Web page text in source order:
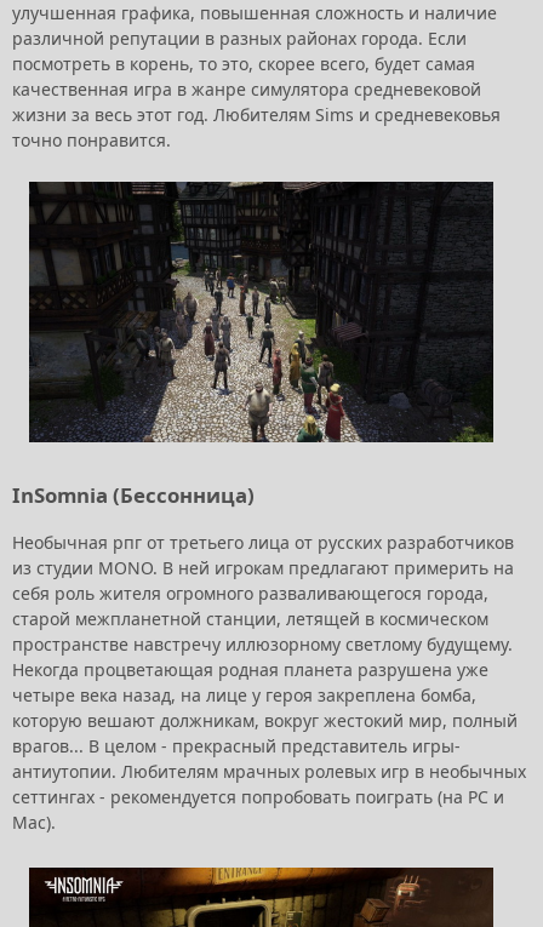
улучшенная графика, повышенная сложность и наличие
различной репутации в разных районах города. Если
посмотреть в корень, то это, скорее всего, будет самая
качественная игра в жанре симулятора средневековой
жизни за весь этот год. Любителям Sims и средневековья
точно понравится.
InSomnia (Бессонница)
Необычная рпг от третьего лица от русских разработчиков
из студии MONO. В ней игрокам предлагают примерить на
себя роль жителя огромного разваливающегося города,
старой межпланетной станции, летящей в космическом
пространстве навстречу иллюзорному светлому будущему.
Некогда процветающая родная планета разрушена уже
четыре века назад, на лице у героя закреплена бомба,
которую вешают должникам, вокруг жестокий мир, полный
врагов... В целом - прекрасный представитель игры-
антиутопии. Любителям мрачных ролевых игр в необычных
сеттингах - рекомендуется попробовать поиграть (на PC и
Mac).